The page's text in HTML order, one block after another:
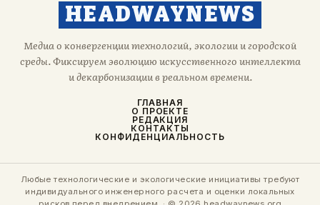
HEADWAYNEWS
Медиа о конвергенции технологий, экологии и городской
среды. Фиксируем эволюцию искусственного интеллекта
и декарбонизации в реальном времени.
ГЛАВНАЯ
О ПРОЕКТЕ
РЕДАКЦИЯ
КОНТАКТЫ
КОНФИДЕНЦИАЛЬНОСТЬ
Любые технологические и экологические инициативы требуют
индивидуального инженерного расчета и оценки локальных